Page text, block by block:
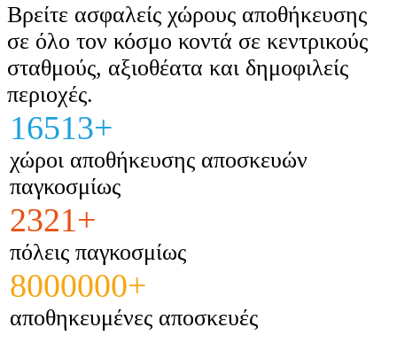
Βρείτε ασφαλείς χώρους αποθήκευσης
σε όλο τον κόσμο κοντά σε κεντρικούς
σταθμούς, αξιοθέατα και δημοφιλείς
περιοχές.
16513+
χώροι αποθήκευσης αποσκευών
παγκοσμίως
2321+
πόλεις παγκοσμίως
8000000+
αποθηκευμένες αποσκευές